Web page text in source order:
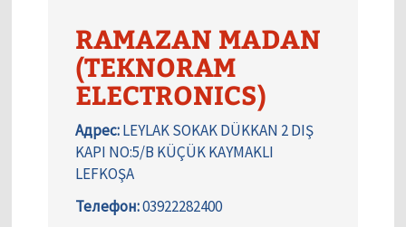
RAMAZAN MADAN
(TEKNORAM
ELECTRONICS)
Адрес:LEYLAK SOKAK DÜKKAN 2 DIŞ
KAPI NO:5/B KÜÇÜK KAYMAKLI
LEFKOŞA
Телефон:03922282400